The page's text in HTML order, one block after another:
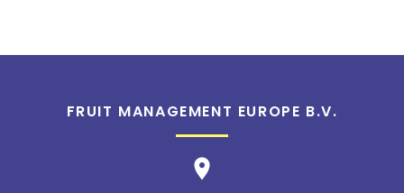
FRUIT MANAGEMENT EUROPE B.V.